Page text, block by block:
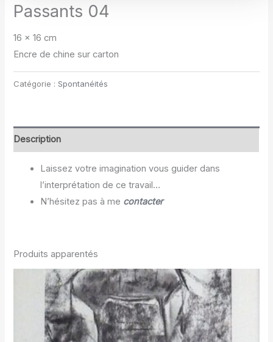
Passants 04
16 x 16 cm
Encre de chine sur carton
Catégorie :Spontanéités
Description
Laissez votre imagination vous guider dans
l’interprétation de ce travail…
N’hésitez pas à me contacter
Produits apparentés